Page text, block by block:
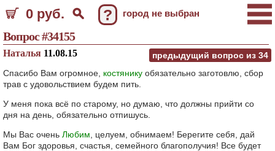
0 руб. ? город не выбран
Вопрос #34155
предыдущий вопрос из 34
Наталья 11.08.15
Спасибо Вам огромное, костянику обязательно заготовлю, сбор
трав с удовольствием будем пить.
У меня пока всё по старому, но думаю, что должны прийти со
дня на день, обязательно отпишусь.
Мы Вас очень Любим , целуем, обнимаем! Берегите себя, дай
Вам Бог здоровья, счастья, семейного благополучия! Все будет